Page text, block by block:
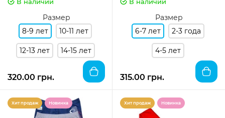
Размер
8-9 лет
10-11 лет
12-13 лет 14-15 лет
320.00 грн.
Размер
6-7 лет
2-3 года
4-5 лет
315.00 грн.
Хит продаж Новинка Хит продаж Новинка